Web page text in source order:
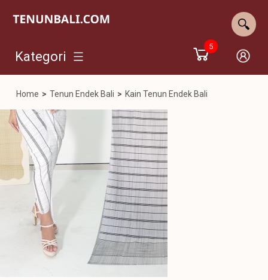
Kategori
5
Home > Tenun Endek Bali > Kain Tenun Endek Bali